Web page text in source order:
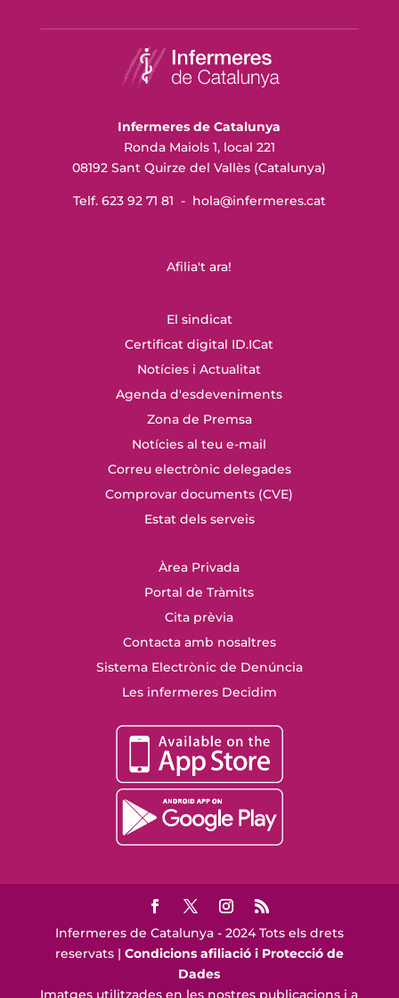
Infermeres de Catalunya
Ronda Maiols 1, local 221
08192 Sant Quirze del Vallès (Catalunya)
Telf. 623 92 71 81 - hola@infermeres.cat
Afilia't ara!
El sindicat
Certificat digital ID.ICat
Notícies i Actualitat
Agenda d'esdeveniments
Zona de Premsa
Notícies al teu e-mail
Correu electrònic delegades
Comprovar documents (CVE)
Estat dels serveis
Àrea Privada
Portal de Tràmits
Cita prèvia
Contacta amb nosaltres
Sistema Electrònic de Denúncia
Les infermeres Decidim
Infermeres de Catalunya - 2024 Tots els drets
reservats | Condicions afiliació i Protecció de
Dades
Imatges utilitzades en les nostres publicacions i a